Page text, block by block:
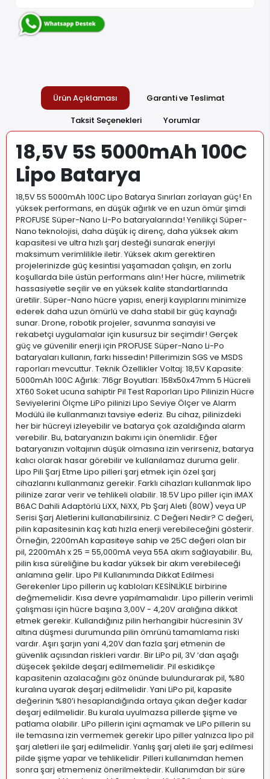
Ürün Açıklaması
Garanti ve Teslimat
Taksit Seçenekleri
Yorumlar
18,5V 5S 5000mAh 100C
Lipo Batarya
18,5V 5S 5000mAh 100C Lipo Batarya Sınırları zorlayan güç! En
yüksek performans, en düşük ağırlık ve en uzun ömür şimdi
PROFUSE Süper-Nano Li-Po bataryalarında! Yenilikçi Süper-
Nano teknolojisi, daha düşük iç direnç, daha yüksek akım
kapasitesi ve ultra hızlı şarj desteği sunarak enerjiyi
maksimum verimlilikle iletir. Yüksek akım gerektiren
projelerinizde güç kesintisi yaşamadan çalışın, en zorlu
koşullarda bile üstün performans alın! Her hücre, milimetrik
hassasiyetle seçilir ve en yüksek kalite standartlarında
üretilir. Süper-Nano hücre yapısı, enerji kayıplarını minimize
ederek daha uzun ömürlü ve daha stabil bir güç kaynağı
sunar. Drone, robotik projeler, savunma sanayisi ve
rekabetçi uygulamalar için kusursuz bir seçimdir! Gerçek
güç ve güvenilir enerji için PROFUSE Süper-Nano Li-Po
bataryaları kullanın, farkı hissedin! Pillerimizin SGS ve MSDS
raporları mevcuttur. Teknik Özellikler Voltaj: 18,5V Kapasite:
5000mAh 100C Ağırlık: 716gr Boyutları: 158x50x47mm 5 Hücreli
XT60 Soket ucuna sahiptir Pil Test Raporları Lipo Pilinizin Hücre
Seviyelerini Ölçme LiPo pilinizi Lipo Seviye Ölçer ve Alarm
Modülü ile kullanmanızı tavsiye ederiz. Bu cihaz, pilinizdeki
her bir hücreyi izleyebilir ve batarya çok azaldığında alarm
verebilir. Bu, bataryanızın bakımı için önemlidir. Eğer
bataryanızın voltajının düşük olmasına izin verirseniz, batarya
kalıcı olarak hasar görebilir ve kullanılamaz duruma gelir.
Lipo Pili Şarj Etme Lipo pilleri şarj etmek için özel şarj
cihazlarını kullanmanız gerekir. Farklı cihazları kullanmak lipo
pilinize zarar verir ve tehlikeli olabilir. 18.5V Lipo piller için iMAX
B6AC Dahili Adaptörlü LiXX, NiXX, Pb Şarj Aleti (80W) veya UP
Serisi Şarj Aletlerini kullanabilirsiniz. C Değeri Nedir? C değeri,
pilin kapasitesinin kaç katı hızla enerji verebileceğini gösterir.
Örneğin, 2200mAh kapasiteye sahip ve 25C değeri olan bir
pil, 2200mAh x 25 = 55,000mA veya 55A akım sağlayabilir. Bu,
pilin kısa süreliğine bu kadar yüksek bir akım verebileceği
anlamına gelir. Lipo Pil Kullanımında Dikkat Edilmesi
Gerekenler Lipo pillerin uç kabloları KESİNLİKLE birbirine
değmemelidir. Kısa devre yapılmamalıdır. Lipo pillerin verimli
çalışması için hücre başına 3,00V - 4,20V aralığına dikkat
etmek gerekir. Kullandığınız pilin herhangibir hücresinin 3V
altına düşmesi durumunda pilin ömrünü tamamlama riski
vardır. Aşırı şarjın yani 4,20V dan fazla şarj etmenin de
güvenlik açısından riskleri vardır. Bir LiPo pil, 3V ‘dan aşağı
düşecek şekilde deşarj edilmemelidir. Pil eskidikçe
kapasitenin azalacağını göz önünde bulundurarak pil, %80
kuralına uyarak deşarj edilmelidir. Yani LiPo pil, kapasite
değerinin %80’i hesaplandığında ortaya çıkan değer kadar
deşarj edilmelidir. Bu kurala uyulmazsa pillerde şişme ve
patlama olabilir. LiPo pillerin içini açmamak ve LiPo pillerin su
ile temasına izin vermemek gerekir Lipo piller yalnızca lipo pil
şarj aletleri ile şarj edilmelidir. Yanlış şarj aleti ile şarj edilmesi
pilde şişme yapar ve tehlikelidir. Pilleri kullanımdan hemen
sonra şarj etmemeniz önerilmektedir. Kullanımdan bir süre